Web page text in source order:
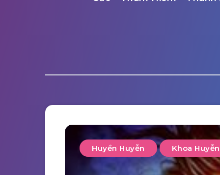
Huyền Huyễn Khoa Huyễn